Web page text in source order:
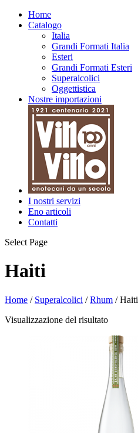
Home
Catalogo
Italia
Grandi Formati Italia
Esteri
Grandi Formati Esteri
Superalcolici
Oggettistica
Nostre importazioni
I nostri servizi
Eno articoli
Contatti
Select Page
Haiti
Home / Superalcolici /Rhum / Haiti
Visualizzazione del risultato